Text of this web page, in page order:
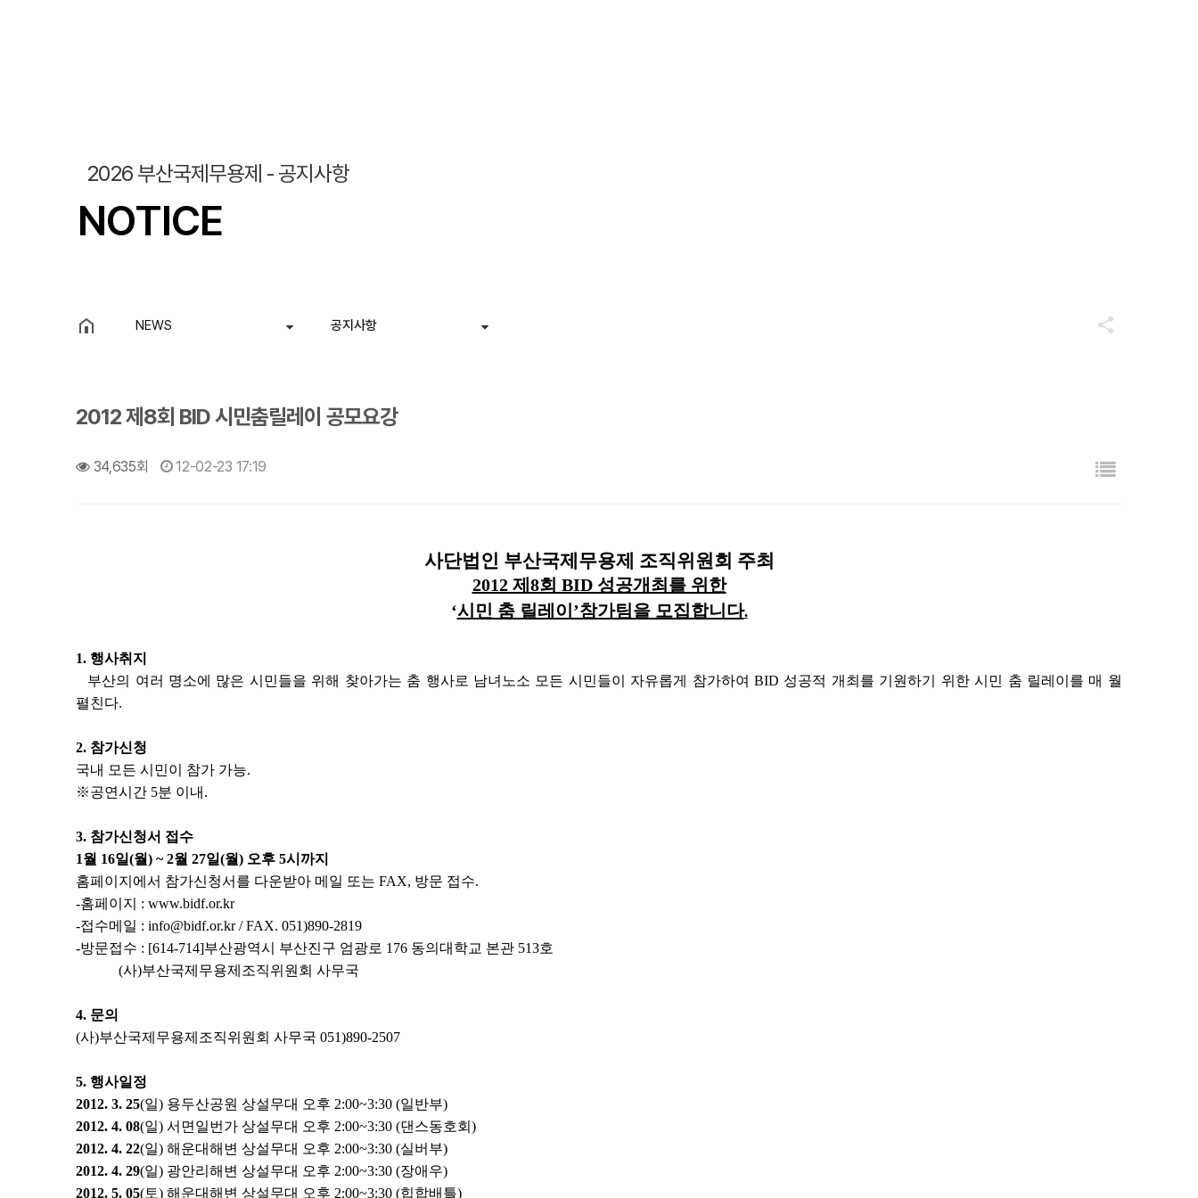
2026 부산국제무용제 - 공지사항
NOTICE
NEWS 공지사항
2012 제8회 BID 시민춤릴레이 공모요강
34,635회 12-02-23 17:19
사단법인 부산국제무용제 조직위원회 주최
2012 제8회 BID 성공개최를 위한
‘시민 춤 릴레이’참가팀을 모집합니다.
1. 행사취지
부산의 여러 명소에 많은 시민들을 위해 찾아가는 춤 행사로 남녀노소 모든 시민들이 자유롭게 참가하여 BID 성공적 개최를 기원하기 위한 시민 춤 릴레이를 매 월
펼친다.
2. 참가신청
국내 모든 시민이 참가 가능.
※공연시간 5분 이내.
3. 참가신청서 접수
1월 16일(월) ~ 2월 27일(월) 오후 5시까지
홈페이지에서 참가신청서를 다운받아 메일 또는 FAX, 방문 접수.
-홈페이지 : www.bidf.or.kr
-접수메일 : info@bidf.or.kr / FAX. 051)890-2819
-방문접수 : [614-714]부산광역시 부산진구 엄광로 176 동의대학교 본관 513호
(사)부산국제무용제조직위원회 사무국
4. 문의
(사)부산국제무용제조직위원회 사무국 051)890-2507
5. 행사일정
2012. 3. 25(일) 용두산공원 상설무대 오후 2:00~3:30 (일반부)
2012. 4. 08(일)서면일번가 상설무대 오후 2:00~3:30 (댄스동호회)
2012. 4. 22(일) 해운대해변 상설무대 오후 2:00~3:30 (실버부)
2012. 4. 29(일) 광안리해변 상설무대 오후 2:00~3:30 (장애우)
2012. 5. 05(토) 해운대해변 상설무대 오후 2:00~3:30 (힙합배틀)